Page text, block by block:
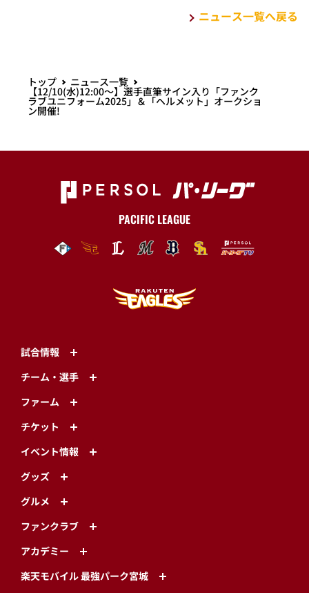
ニュース一覧へ戻る
トップ ニュース一覧
【12/10(水)12:00～】選手直筆サイン入り「ファンク
ラブユニフォーム2025」＆「ヘルメット」オークショ
ン開催!
PACIFIC LEAGUE
試合情報
チーム・選手
ファーム
チケット
イベント情報
グッズ
グルメ
ファンクラブ
アカデミー
楽天モバイル 最強パーク宮城